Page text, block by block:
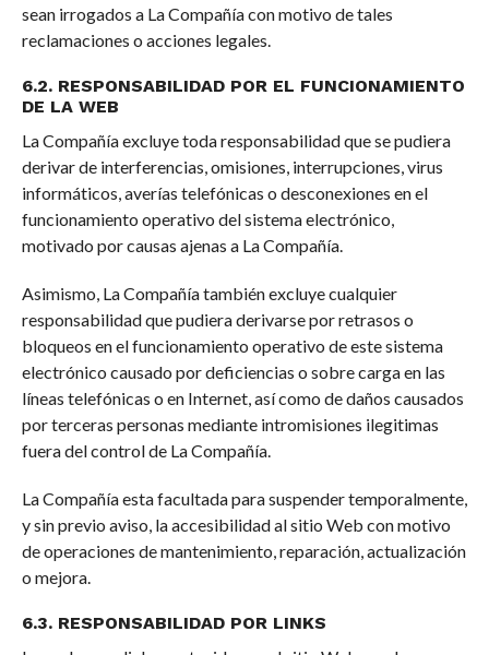
sean irrogados a La Compañía con motivo de tales
reclamaciones o acciones legales.
6.2. RESPONSABILIDAD POR EL FUNCIONAMIENTO
DE LA WEB
La Compañía excluye toda responsabilidad que se pudiera
derivar de interferencias, omisiones, interrupciones, virus
informáticos, averías telefónicas o desconexiones en el
funcionamiento operativo del sistema electrónico,
motivado por causas ajenas a La Compañía.
Asimismo, La Compañía también excluye cualquier
responsabilidad que pudiera derivarse por retrasos o
bloqueos en el funcionamiento operativo de este sistema
electrónico causado por deficiencias o sobre carga en las
líneas telefónicas o en Internet, así como de daños causados
por terceras personas mediante intromisiones ilegitimas
fuera del control de La Compañía.
La Compañía esta facultada para suspender temporalmente,
y sin previo aviso, la accesibilidad al sitio Web con motivo
de operaciones de mantenimiento, reparación, actualización
o mejora.
6.3. RESPONSABILIDAD POR LINKS